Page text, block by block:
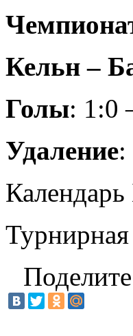
Кельн –
Голы: 1:0
Удаление: